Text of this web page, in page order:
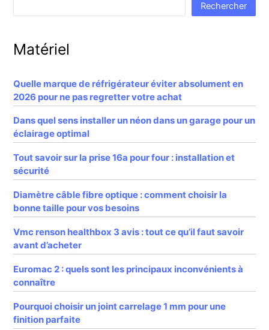
Rechercher
Matériel
Quelle marque de réfrigérateur éviter absolument en
2026 pour ne pas regretter votre achat
Dans quel sens installer un néon dans un garage pour un
éclairage optimal
Tout savoir sur la prise 16a pour four : installation et
sécurité
Diamètre câble fibre optique : comment choisir la
bonne taille pour vos besoins
Vmc renson healthbox 3 avis : tout ce qu’il faut savoir
avant d’acheter
Euromac 2 : quels sont les principaux inconvénients à
connaître
Pourquoi choisir un joint carrelage 1 mm pour une
finition parfaite